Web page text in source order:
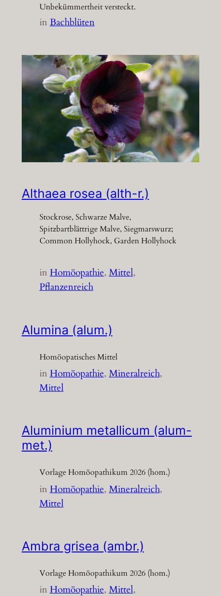
Unbekümmertheit versteckt.
inBachblüten
Althaea rosea (alth-r.)
Stockrose, Schwarze Malve,
Spitzbartblättrige Malve, Siegmarswurz;
Common Hollyhock, Garden Hollyhock
inHomöopathie, Mittel
Pflanzenreich
Alumina (alum.)
Homöopatisches Mittel
inHomöopathie, Mineralreich
Mittel
Aluminium metallicum (alum-
met.)
Vorlage Homöopathikum 2026 (hom.)
inHomöopathie, Mineralreich
Mittel
Ambra grisea (ambr.)
Vorlage Homöopathikum 2026 (hom.)
inHomöopathie, Mittel